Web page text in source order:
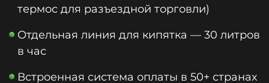
термос для разъездной торговли)
Отдельная линия для кипятка — 30 литров
в час
Встроенная система оплаты в 50+ странах